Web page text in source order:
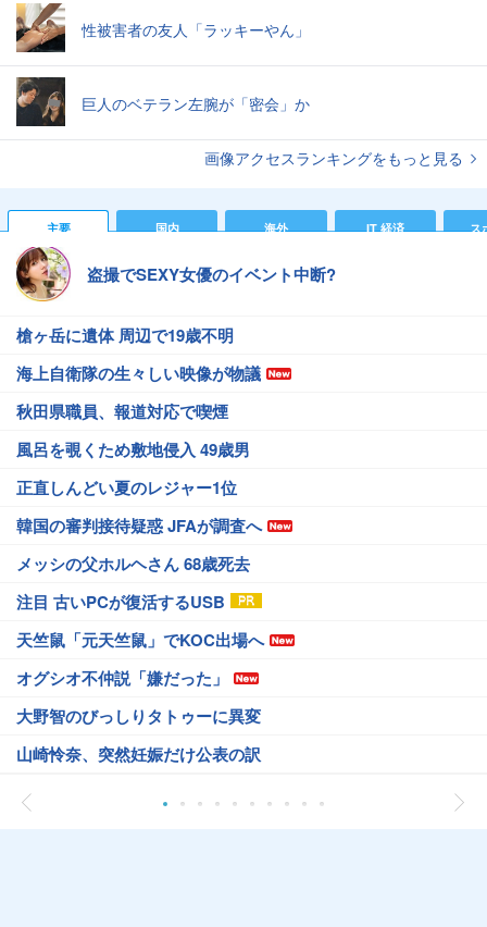
性被害者の友人「ラッキーやん」
巨人のベテラン左腕が「密会」か
画像アクセスランキングをもっと見る
主要 国内 海外 IT 経済 ス
盗撮でSEXY女優のイベント中断?
槍ヶ岳に遺体 周辺で19歳不明
海上自衛隊の生々しい映像が物議
秋田県職員、報道対応で喫煙
風呂を覗くため敷地侵入 49歳男
正直しんどい夏のレジャー1位
韓国の審判接待疑惑 JFAが調査へ
メッシの父ホルヘさん 68歳死去
注目 古いPCが復活するUSB
天竺鼠「元天竺鼠」でKOC出場へ
オグシオ不仲説「嫌だった」
大野智のびっしりタトゥーに異変
山崎怜奈、突然妊娠だけ公表の訳